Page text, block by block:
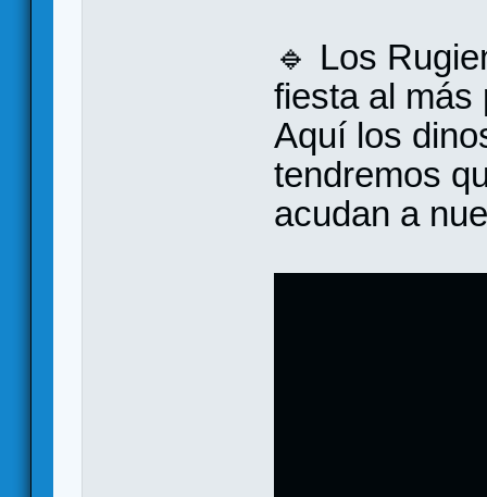
🔹 Los
fiesta al más
Aquí los
tendremos
acudan a